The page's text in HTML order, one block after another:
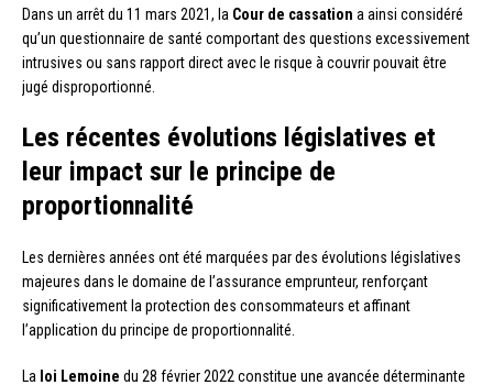
Dans un arrêt du 11 mars 2021, la Cour de cassation a ainsi considéré
qu’un questionnaire de santé comportant des questions excessivement
intrusives ou sans rapport direct avec le risque à couvrir pouvait être
jugé disproportionné.
Les récentes évolutions législatives et
leur impact sur le principe de
proportionnalité
Les dernières années ont été marquées par des évolutions législatives
majeures dans le domaine de l’assurance emprunteur, renforçant
significativement la protection des consommateurs et affinant
l’application du principe de proportionnalité.
La loi Lemoine du 28 février 2022 constitue une avancée déterminante